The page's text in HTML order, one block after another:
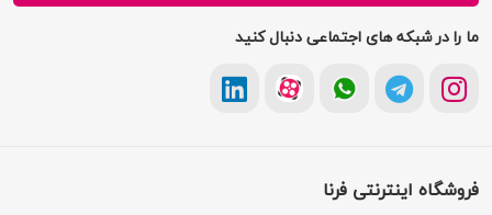
ما را در شبکه های اجتماعی دنبال کنید
فروشگاه اینترنتی فرنا